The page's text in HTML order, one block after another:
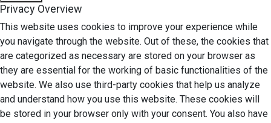
Privacy Overview
This website uses cookies to improve your experience while
you navigate through the website. Out of these, the cookies that
are categorized as necessary are stored on your browser as
they are essential for the working of basic functionalities of the
website. We also use third-party cookies that help us analyze
and understand how you use this website. These cookies will
be stored in your browser only with your consent. You also have